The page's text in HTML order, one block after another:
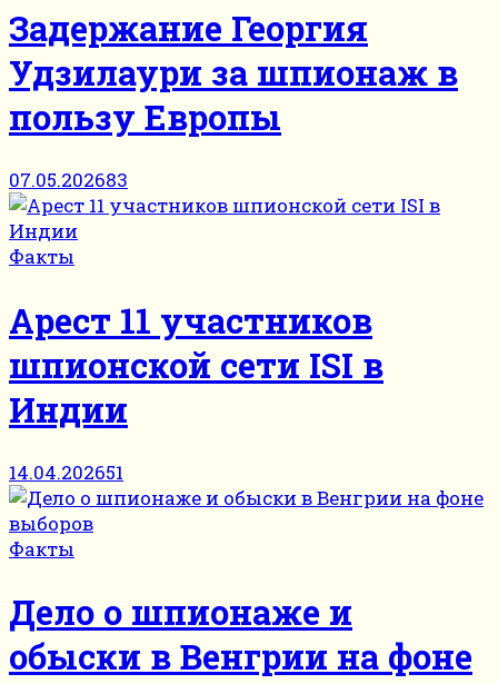
Задержание Георгия
Удзилаури за шпионаж в
пользу Европы
07.05.202683
Факты
Арест 11 участников
шпионской сети ISI в
Индии
14.04.202651
Факты
Дело о шпионаже и
обыски в Венгрии на фоне